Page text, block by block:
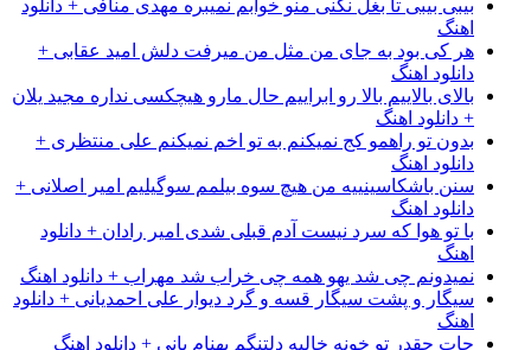
بیبی بیبی تا بغل نکنی منو خوابم نمیبره مهدی منافی + دانلود
اهنگ
هر کی بود به جای من مثل من میرفت دلش امید عقابی +
دانلود اهنگ
بالای بالاییم بالا رو ابراییم حال مارو هیچکسی نداره مجید یلان
+ دانلود اهنگ
بدون تو راهمو کج نمیکنم به تو اخم نمیکنم علی منتظری +
دانلود اهنگ
سنن باشکاسینییه من هیچ سوه بیلمم سوگیلیم امیر اصلانی +
دانلود اهنگ
با تو هوا که سرد نیست آدم قبلی شدی امیر رادان + دانلود
اهنگ
نمیدونم چی شد یهو همه چی خراب شد مهراب + دانلود اهنگ
سیگار و پشت سیگار قسه و گرد دیوار علی احمدیانی + دانلود
اهنگ
جات چقدر تو خونه خالیه دلتنگم بهنام بانی + دانلود اهنگ